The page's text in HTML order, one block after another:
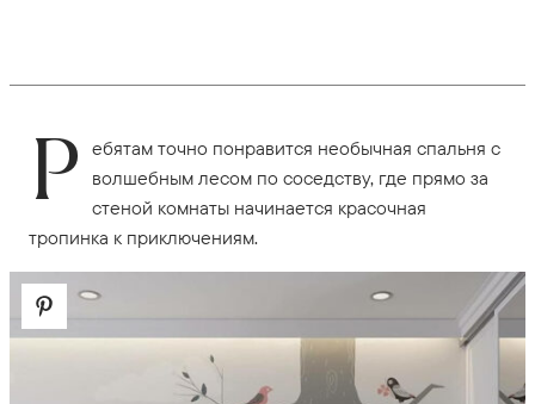
Р ебятам точно понравится необычная спальня с
волшебным лесом по соседству, где прямо за
стеной комнаты начинается красочная
тропинка к приключениям.